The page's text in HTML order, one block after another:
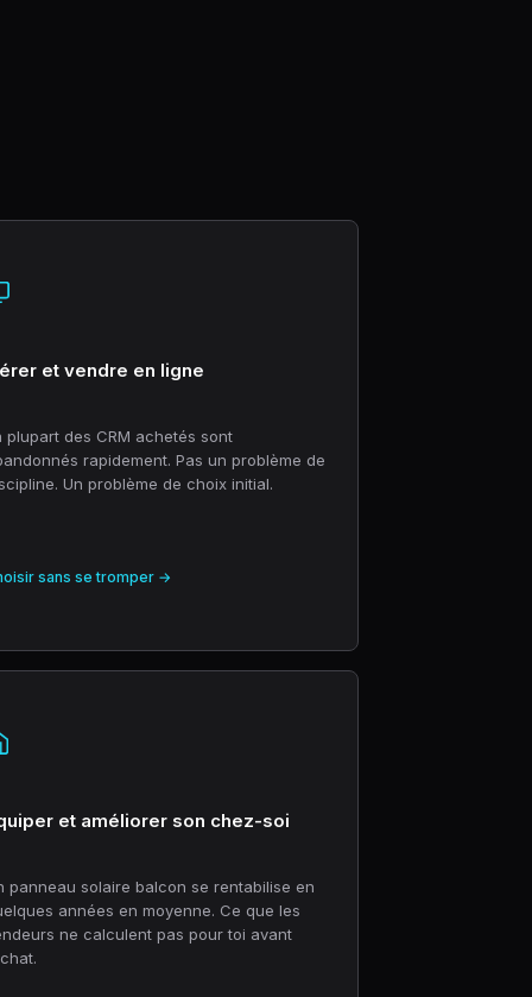
et vendre en ligne
plupart des CRM achetés sont
rapidement. Pas un problème de
Un problème de choix initial.
sans se tromper →
et améliorer son chez-soi
panneau solaire balcon se rentabilise en
années en moyenne. Ce que les
ne calculent pas pour toi avant